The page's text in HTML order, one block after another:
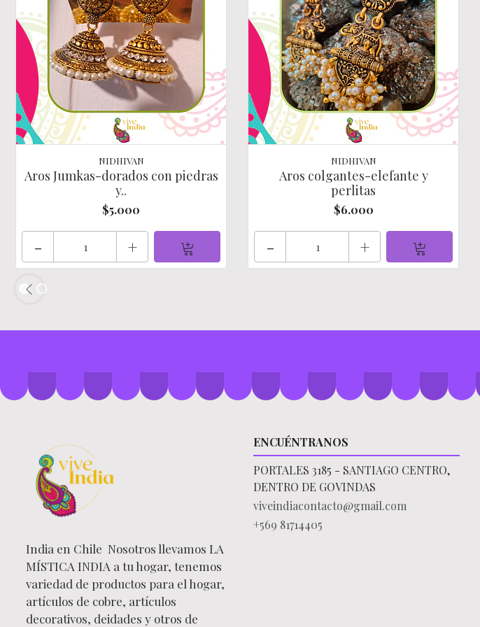
NIDHIVAN
Aros Jumkas-dorados con piedras
y..
$5.000
- +
NIDHIVAN
Aros colgantes-elefante y
perlitas
$6.000
- +
India en Chile Nosotros llevamos LA
MÍSTICA INDIA a tu hogar, tenemos
variedad de productos para el hogar,
artículos de cobre, artículos
decorativos, deidades y otros de
ENCUÉNTRANOS
PORTALES 3185 - SANTIAGO CENTRO,
DENTRO DE GOVINDAS
viveindiacontacto@gmail.com
+569 81714405